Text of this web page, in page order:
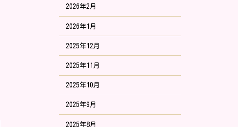
2026年2月
2026年1月
2025年12月
2025年11月
2025年10月
2025年9月
2025年8月